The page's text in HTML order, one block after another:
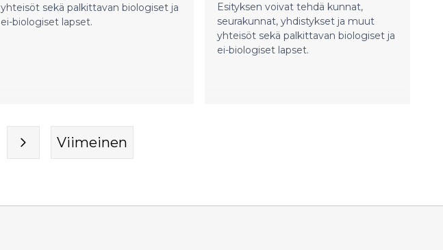
yhteisöt sekä palkittavan biologiset ja
ei-biologiset lapset.
Esityksen voivat tehdä kunnat,
seurakunnat, yhdistykset ja muut
yhteisöt sekä palkittavan biologiset ja
ei-biologiset lapset.
Viimeinen